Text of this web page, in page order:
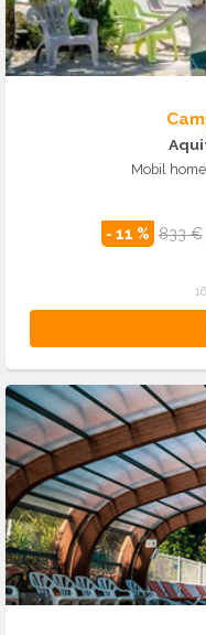
Mobil
- 11 % 833 €